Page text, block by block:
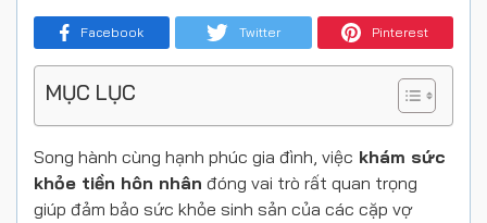
Facebook Twitter Pinterest
MỤC LỤC
Song hành cùng hạnh phúc gia đình, việc khám sức
khỏe tiền hôn nhân đóng vai trò rất quan trọng
giúp đảm bảo sức khỏe sinh sản của các cặp vợ